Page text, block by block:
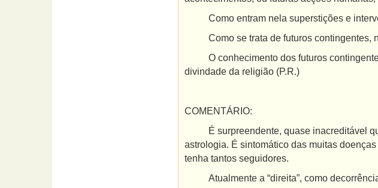
Como entram nela superstições e
Como se trata de futuros contingentes,
O conhecimento dos futuros
divindade da religião (P.R.)
COMENTÁRIO:
É surpreendente, quase inacreditável
astrologia. É sintomático das muitas
tenha tantos seguidores.
Atualmente a “direita”, como decorrência